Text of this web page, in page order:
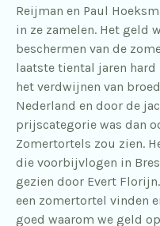
Reijman en Paul
in ze zamelen. Het geld
beschermen van de
laatste tiental jaren
het verdwijnen van
Nederland en door de
prijscategorie was dan
Zomertortels zou zien.
die voorbijvlogen in
gezien door Evert
een zomertortel vinden
goed waarom we geld